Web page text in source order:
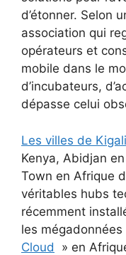
d’étonner. Selon
association qui
opérateurs et
mobile dans le
d’incubateurs,
dépasse celui
Les villes de
Kenya, Abidjan
Town en Afrique
véritables hubs
récemment
les
Cloud » en